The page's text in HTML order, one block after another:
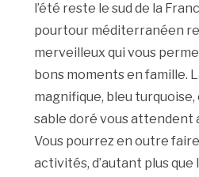
l’été reste le sud de la
pourtour méditerranéen
merveilleux qui vous
bons moments en famille.
magnifique, bleu turquoise,
sable doré vous attendent
Vous pourrez en outre
activités, d’autant plus